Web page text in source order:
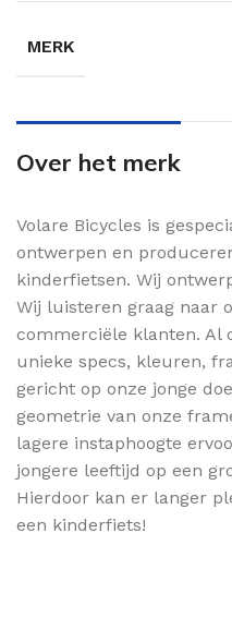
MERK
Over het merk
Volare Bicycles is
ontwerpen en
kinderfietsen. Wij
Wij luisteren graag naar
commerciële klanten. Al
unieke specs, kleuren,
gericht op onze jonge
geometrie van onze
lagere instaphoogte
jongere leeftijd op een
Hierdoor kan er langer
een kinderfiets!